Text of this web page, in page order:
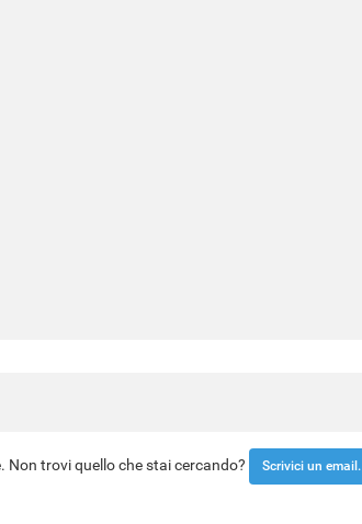
Non trovi quello che stai cercando? Scrivici un email.